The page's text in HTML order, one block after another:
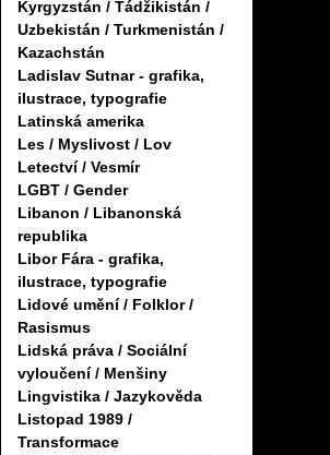
Kyrgyzstán / Tádžikistán /
Uzbekistán / Turkmenistán /
Kazachstán
Ladislav Sutnar - grafika,
ilustrace, typografie
Latinská amerika
Les / Myslivost / Lov
Letectví / Vesmír
LGBT / Gender
Libanon / Libanonská
republika
Libor Fára - grafika,
ilustrace, typografie
Lidové umění / Folklor /
Rasismus
Lidská práva / Sociální
vyloučení / Menšiny
Lingvistika / Jazykověda
Listopad 1989 /
Transformace